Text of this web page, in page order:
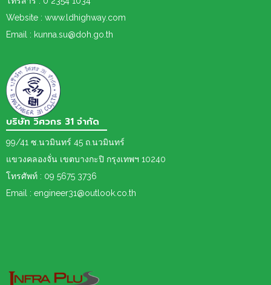
Website : www.ldhighway.com
Email : kunna.su@doh.go.th
บริษัท วิศวกร 31 จำกัด
99/41 ซ.นวมินทร์ 45 ถ.นวมินทร์
แขวงคลองจั่น เขตบางกะปิ กรุงเทพฯ 10240
โทรศัพท์ : 09 5675 3736
Email : engineer31@outlook.co.th